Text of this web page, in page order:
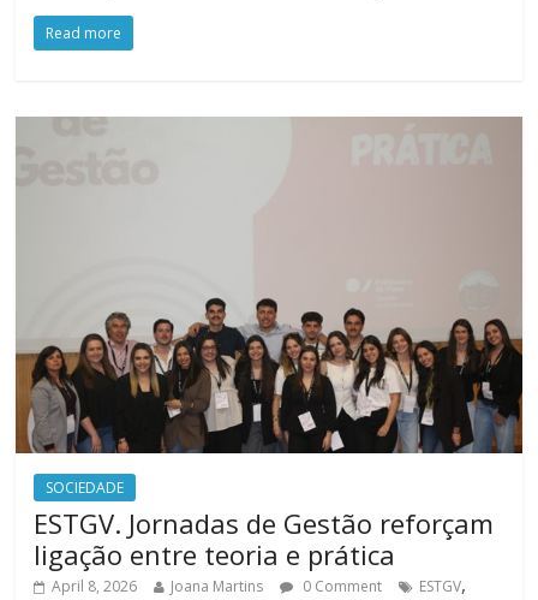
Read more
SOCIEDADE
ESTGV. Jornadas de Gestão reforçam
ligação entre teoria e prática
April 8, 2026 Joana Martins 0 Comment ESTGV,